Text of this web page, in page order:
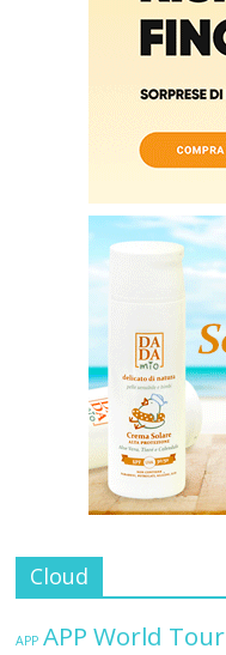
Cloud
APP APP World Tour